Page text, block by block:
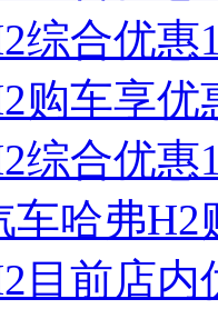
综合优惠
购车享优
综合优惠
车哈弗H2
目前店内